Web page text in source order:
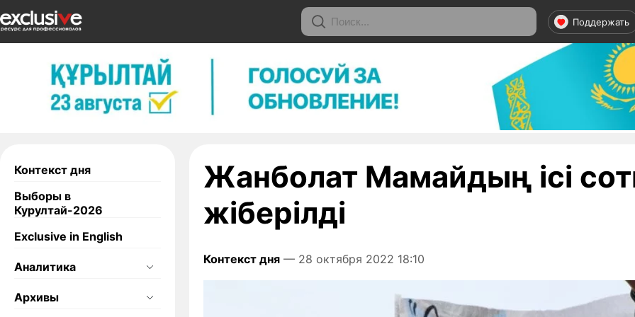
Поддержать
Контекст дня
Выборы в
Курултай-2026
Exclusive in English
Аналитика
Архивы
Жанболат Мамайдың ісі
жіберілді
Контекст дня — 28 октября 2022 18:10